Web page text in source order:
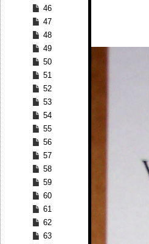
46
47
48
49
50
51
52
53
54
55
56
57
58
59
60
61
62
63